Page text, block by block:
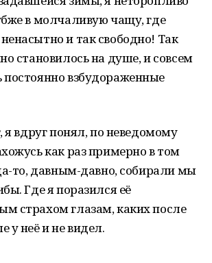
в молчаливую чащу, где
и так свободно! Так
становилось на душе, и совсем
постоянно взбудораженные
я вдруг понял, по неведомому
как раз примерно в том
то, давным-давно, собирали мы
Где я поразился её
страхом глазам, каких после
у неё и не видел.